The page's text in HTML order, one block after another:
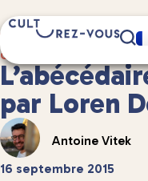
Culture
1 minute(s) de lecture
par Loren
Antoine Vitek
16 septembre 2015